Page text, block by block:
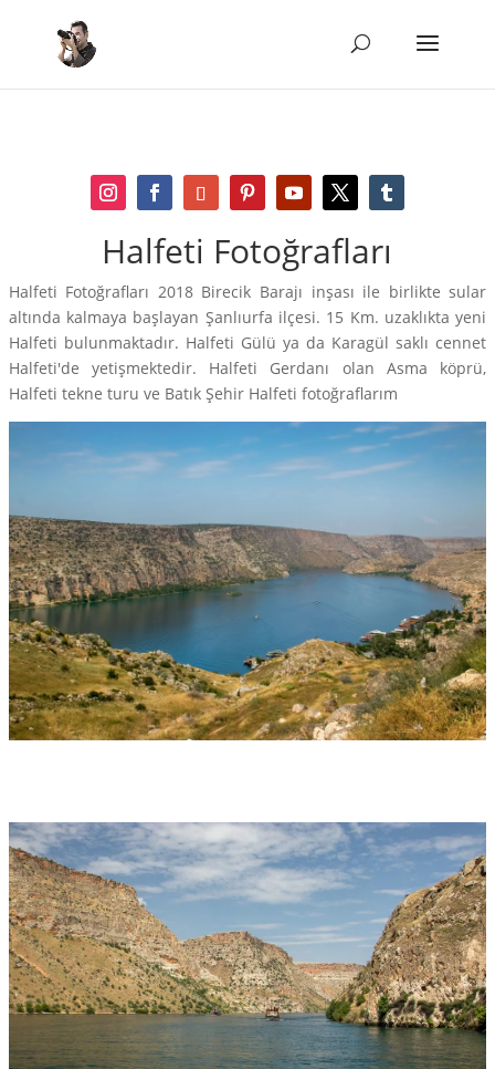
Halfeti Fotoğrafları
Halfeti Fotoğrafları 2018 Birecik Barajı inşası ile birlikte sular
altında kalmaya başlayan Şanlıurfa ilçesi. 15 Km. uzaklıkta yeni
Halfeti bulunmaktadır. Halfeti Gülü ya da Karagül saklı cennet
Halfeti'de yetişmektedir. Halfeti Gerdanı olan Asma köprü,
Halfeti tekne turu ve Batık Şehir Halfeti fotoğraflarım